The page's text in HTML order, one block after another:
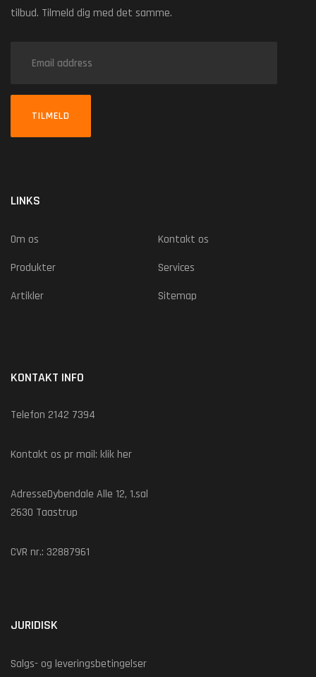
tilbud. Tilmeld dig med det samme.
TILMELD
LINKS
Om os
Kontakt os
Produkter
Services
Artikler
Sitemap
KONTAKT INFO
Telefon 2142 7394
Kontakt os pr mail: klik her
AdresseDybendale Alle 12, 1.sal
2630 Taastrup
CVR nr.: 32887961
JURIDISK
Salgs- og leveringsbetingelser